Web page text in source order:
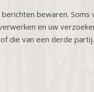
bewaren.
en uw
die van een derde